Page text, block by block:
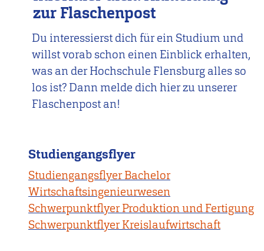
zur Flaschenpost
Du interessierst dich für ein Studium und
willst vorab schon einen Einblick erhalten,
was an der Hochschule Flensburg alles so
los ist? Dann melde dich hier zu unserer
Flaschenpost an!
Studiengangsflyer
Studiengangsflyer Bachelor
Wirtschaftsingenieurwesen
Schwerpunktflyer Produktion und Fertigung
Schwerpunktflyer Kreislaufwirtschaft